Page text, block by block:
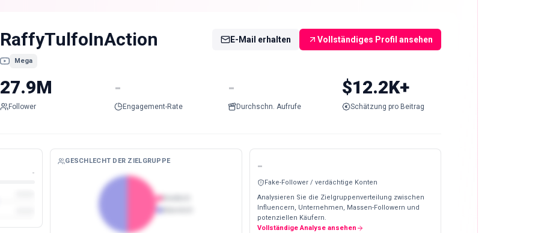
RaffyTulfoInAction
Mega
E-Mail erhalten Vollständiges Profil ansehen
27.9M
Follower
-
Engagement-Rate
-
Durchschn. Aufrufe
$12.2K+
Schätzung pro Beitrag
-
GESCHLECHT DER ZIELGRUPPE -
Fake-Follower / verdächtige Konten
Analysieren Sie die Zielgruppenverteilung zwischen
Influencern, Unternehmen, Massen-Followern und
potenziellen Käufern.
Vollständige Analyse ansehen